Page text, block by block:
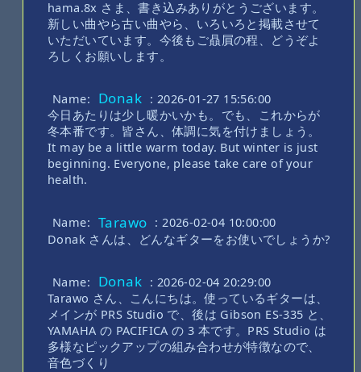
hama.8x さま、書き込みありがとうございます。
新しい曲やら古い曲やら、いろいろと掲載させて
いただいています。今後もご贔屓の程、どうぞよ
ろしくお願いします。
Name: Donak : 2026-01-27 15:56:00
今日あたりは少し暖かいかも。でも、これからが
冬本番です。皆さん、体調に気を付けましょう。
It may be a little warm today. But winter is just
beginning. Everyone, please take care of your
health.
Name: Tarawo : 2026-02-04 10:00:00
Donak さんは、どんなギターをお使いでしょうか?
Name: Donak : 2026-02-04 20:29:00
Tarawo さん、こんにちは。使っているギターは、
メインが PRS Studio で、後は Gibson ES-335 と、
YAMAHA の PACIFICA の 3 本です。PRS Studio は
多様なピックアップの組み合わせが特徴なので、
音色づくり